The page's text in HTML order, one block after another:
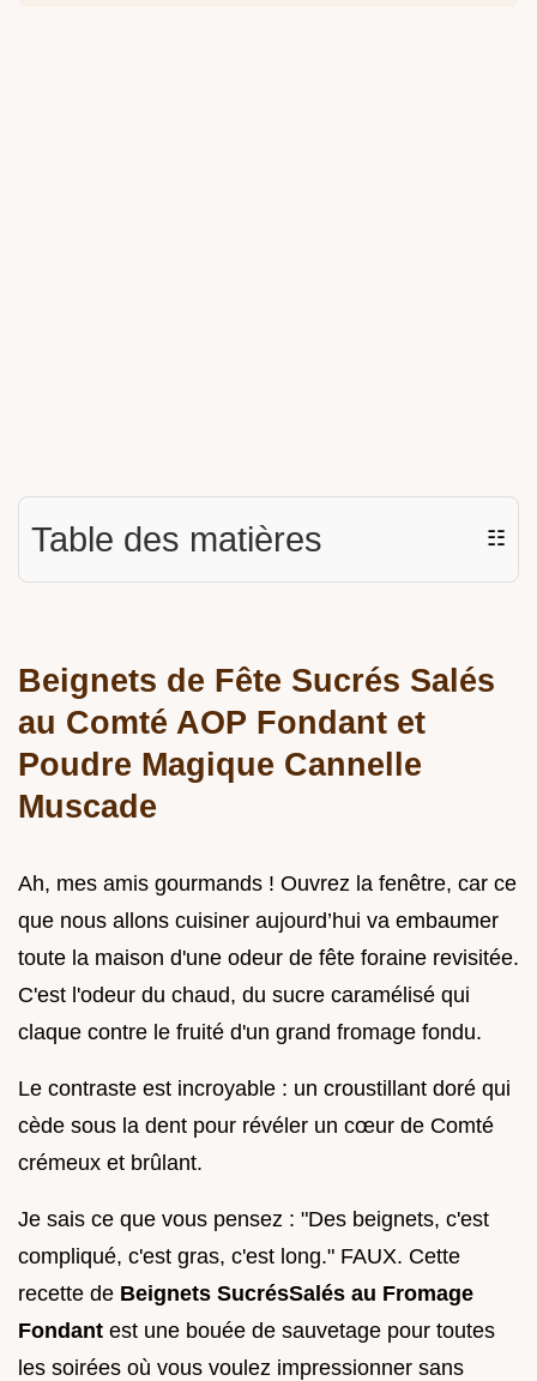
Table des matières ☷
Beignets de Fête Sucrés Salés
au Comté AOP Fondant et
Poudre Magique Cannelle
Muscade
Ah, mes amis gourmands ! Ouvrez la fenêtre, car ce
que nous allons cuisiner aujourd’hui va embaumer
toute la maison d'une odeur de fête foraine revisitée.
C'est l'odeur du chaud, du sucre caramélisé qui
claque contre le fruité d'un grand fromage fondu.
Le contraste est incroyable : un croustillant doré qui
cède sous la dent pour révéler un cœur de Comté
crémeux et brûlant.
Je sais ce que vous pensez : "Des beignets, c'est
compliqué, c'est gras, c'est long." FAUX. Cette
recette de Beignets SucrésSalés au Fromage
Fondant est une bouée de sauvetage pour toutes
les soirées où vous voulez impressionner sans